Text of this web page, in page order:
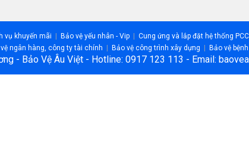
vụ khuyến mãi Bảo vệ yếu nhân - Vip Cung ứng và lắp đặt hệ thống
ngân hàng, công ty tài chính Bảo vệ công trình xây dựng Bảo vệ
- Bảo Vệ Âu Việt - Hotline: 0917 123 113 - Email: